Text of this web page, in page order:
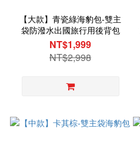
【大款】青瓷綠海豹包-雙主
袋防潑水出國旅行用後背包
NT$1,999
NT$2,998